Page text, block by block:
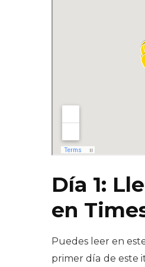
Día 1:
en
Puedes leer en
primer día de este